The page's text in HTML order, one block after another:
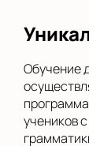
Обучение
учеников